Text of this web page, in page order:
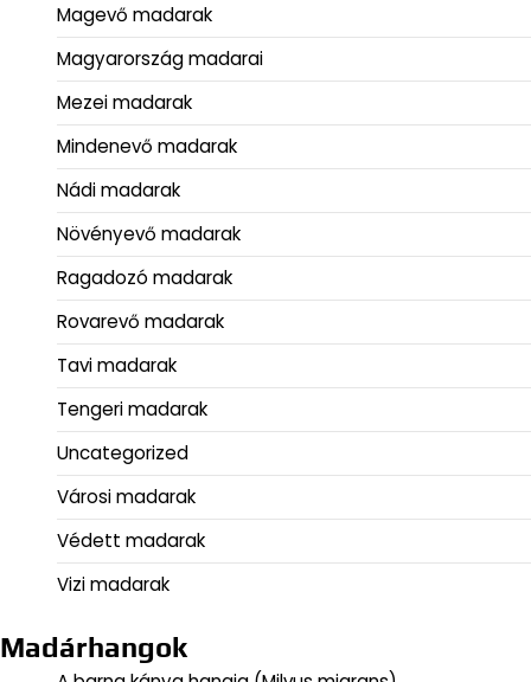
Magevő madarak
Magyarország madarai
Mezei madarak
Mindenevő madarak
Nádi madarak
Növényevő madarak
Ragadozó madarak
Rovarevő madarak
Tavi madarak
Tengeri madarak
Uncategorized
Városi madarak
Védett madarak
Vizi madarak
Madárhangok